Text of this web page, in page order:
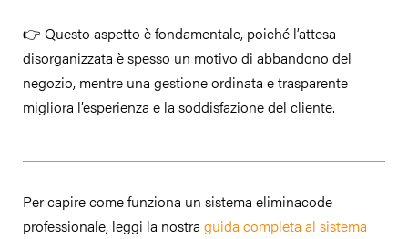
👉 Questo aspetto è fondamentale, poiché l’attesa
disorganizzata è spesso un motivo di abbandono del
negozio, mentre una gestione ordinata e trasparente
migliora l’esperienza e la soddisfazione del cliente.
Per capire come funziona un sistema eliminacode
professionale, leggi la nostra guida completa al sistema